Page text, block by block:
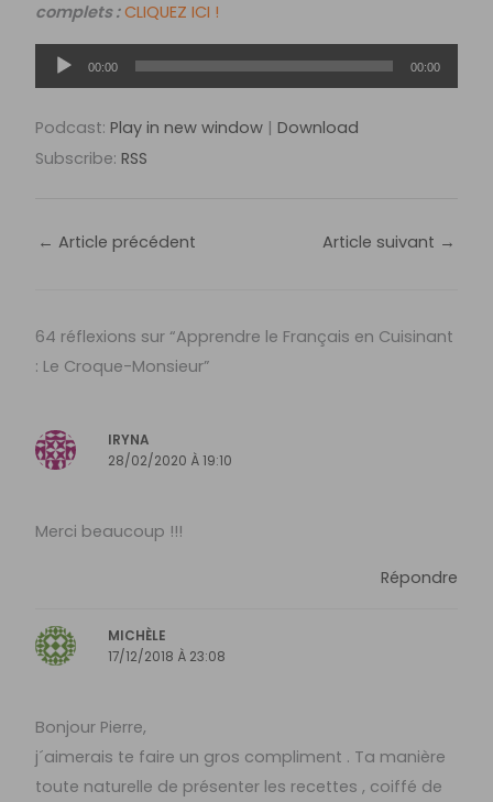
complets : CLIQUEZ ICI !
Lecteur
audio
00:00 00:00
Podcast:Play in new window |Download
Subscribe:RSS
← Article précédent Article suivant →
64 réflexions sur “Apprendre le Français en Cuisinant
: Le Croque-Monsieur”
IRYNA
28/02/2020 À 19:10
Merci beaucoup !!!
Répondre
MICHÈLE
17/12/2018 À 23:08
Bonjour Pierre,
j´aimerais te faire un gros compliment . Ta manière
toute naturelle de présenter les recettes , coiffé de